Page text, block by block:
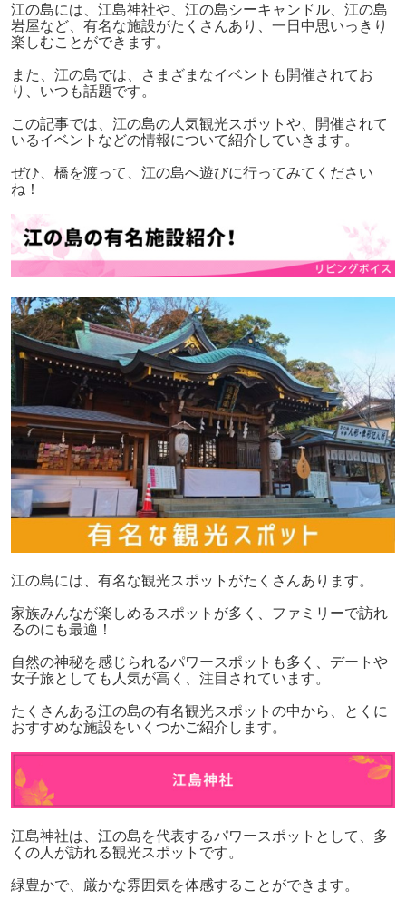
江の島には、江島神社や、江の島シーキャンドル、江の島
岩屋など、有名な施設がたくさんあり、一日中思いっきり
楽しむことができます。
また、江の島では、さまざまなイベントも開催されてお
り、いつも話題です。
この記事では、江の島の人気観光スポットや、開催されて
いるイベントなどの情報について紹介していきます。
ぜひ、橋を渡って、江の島へ遊びに行ってみてください
ね！
江の島には、有名な観光スポットがたくさんあります。
家族みんなが楽しめるスポットが多く、ファミリーで訪れ
るのにも最適！
自然の神秘を感じられるパワースポットも多く、デートや
女子旅としても人気が高く、注目されています。
たくさんある江の島の有名観光スポットの中から、とくに
おすすめな施設をいくつかご紹介します。
江島神社は、江の島を代表するパワースポットとして、多
くの人が訪れる観光スポットです。
緑豊かで、厳かな雰囲気を体感することができます。